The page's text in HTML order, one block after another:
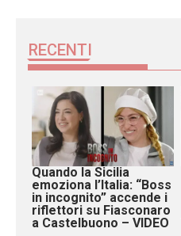
RECENTI
Quando la Sicilia
emoziona l’Italia: “Boss
in incognito” accende i
riflettori su Fiasconaro
a Castelbuono – VIDEO